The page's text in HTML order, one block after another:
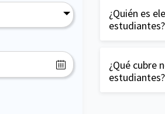
es una
beneficios y
básicos y
puedan
¿Quién es
estudiantes?
institución
colegio, es
¿Qué cubre
estudiantes?